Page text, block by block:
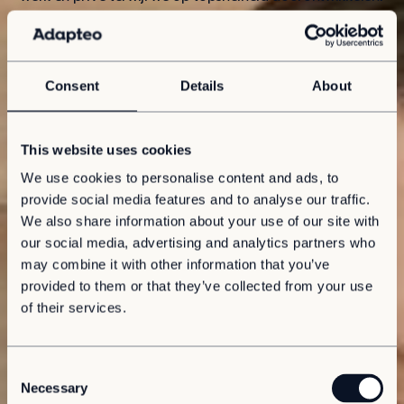
Consent Details About
This website uses cookies
We use cookies to personalise content and ads, to
provide social media features and to analyse our traffic.
We also share information about your use of our site with
our social media, advertising and analytics partners who
may combine it with other information that you’ve
provided to them or that they’ve collected from your use
of their services.
Necessary